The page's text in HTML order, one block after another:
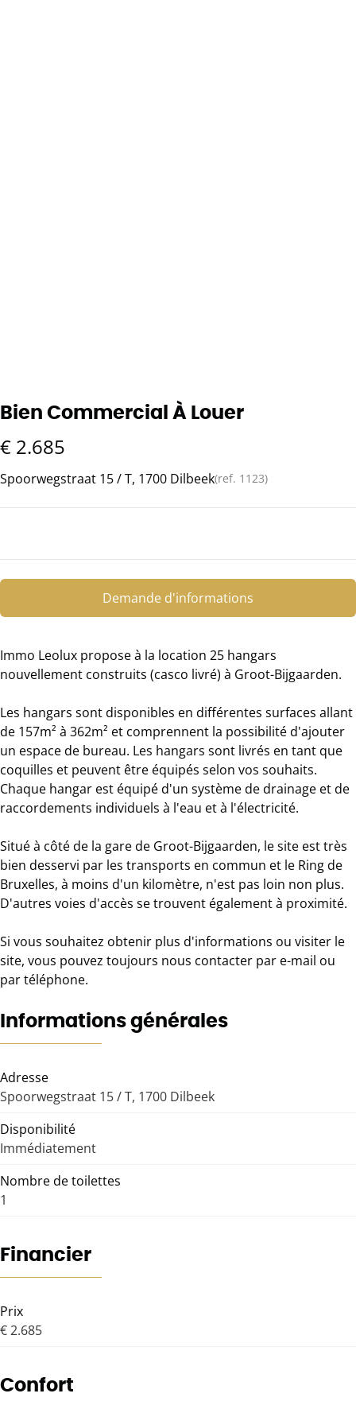
Bien Commercial À Louer
€ 2.685
Spoorwegstraat 15 / T, 1700 Dilbeek(ref. 1123)
Demande d'informations
Immo Leolux propose à la location 25 hangars
nouvellement construits (casco livré) à Groot-Bijgaarden.
Les hangars sont disponibles en différentes surfaces allant
de 157m² à 362m² et comprennent la possibilité d'ajouter
un espace de bureau. Les hangars sont livrés en tant que
coquilles et peuvent être équipés selon vos souhaits.
Chaque hangar est équipé d'un système de drainage et de
raccordements individuels à l'eau et à l'électricité.
Situé à côté de la gare de Groot-Bijgaarden, le site est très
bien desservi par les transports en commun et le Ring de
Bruxelles, à moins d'un kilomètre, n'est pas loin non plus.
D'autres voies d'accès se trouvent également à proximité.
Si vous souhaitez obtenir plus d'informations ou visiter le
site, vous pouvez toujours nous contacter par e-mail ou
par téléphone.
Informations générales
Adresse
Spoorwegstraat 15 / T, 1700 Dilbeek
Disponibilité
Immédiatement
Nombre de toilettes
1
Financier
Prix
€ 2.685
Confort